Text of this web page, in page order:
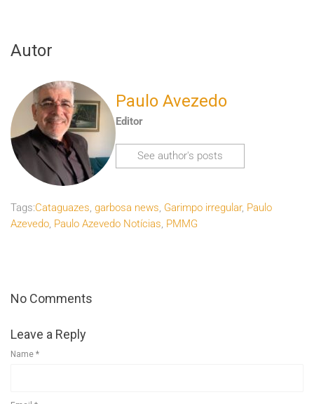
Autor
Paulo Avezedo
Editor
See author's posts
Tags:Cataguazes, garbosa news, Garimpo irregular, Paulo
Azevedo, Paulo Azevedo Notícias, PMMG
No Comments
Leave a Reply
Name *